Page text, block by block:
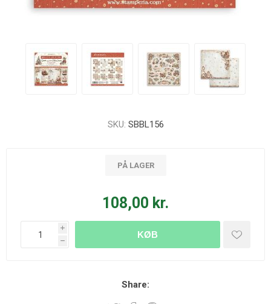
SKU: SBBL156
PÅ LAGER
108,00 kr.
i
h
KØB
Share: